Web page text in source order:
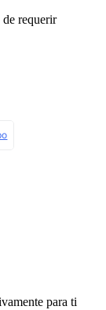
de requerir
para ti